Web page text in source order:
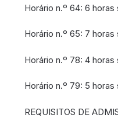
Horário n.º 64: 6 horas
Horário n.º 65: 7 horas
Horário n.º 78: 4 horas
Horário n.º 79: 5 horas
REQUISITOS DE